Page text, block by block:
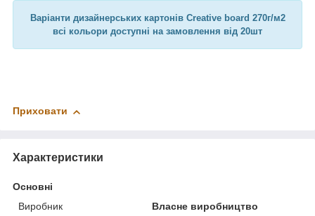
Варіанти дизайнерських картонів Creative board 270г/м2
всі кольори доступні на замовлення від 20шт
Приховати
Характеристики
Основні
Виробник
Власне виробництво